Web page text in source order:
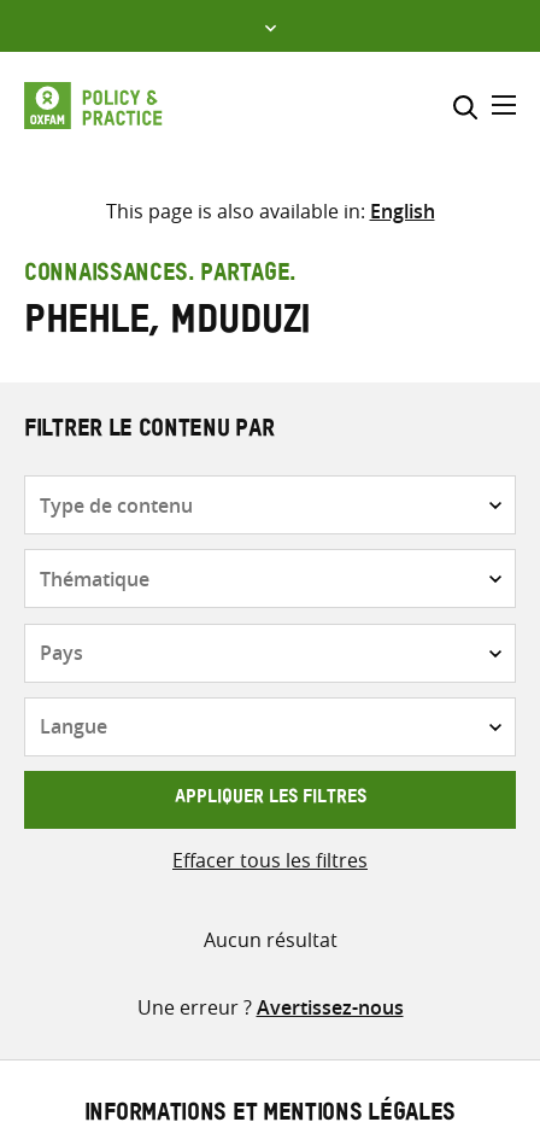
to
content
Sélectionner l’emplacement
Saisir
les
termes
This page is also available in: English
CONNAISSANCES. PARTAGE.
Phehle, Mduduzi
FILTRER LE CONTENU PAR
contenu
APPLIQUER LES FILTRES
Effacer tous les filtres
Aucun résultat
Une erreur ?Avertissez-nous
INFORMATIONS ET MENTIONS LÉGALES